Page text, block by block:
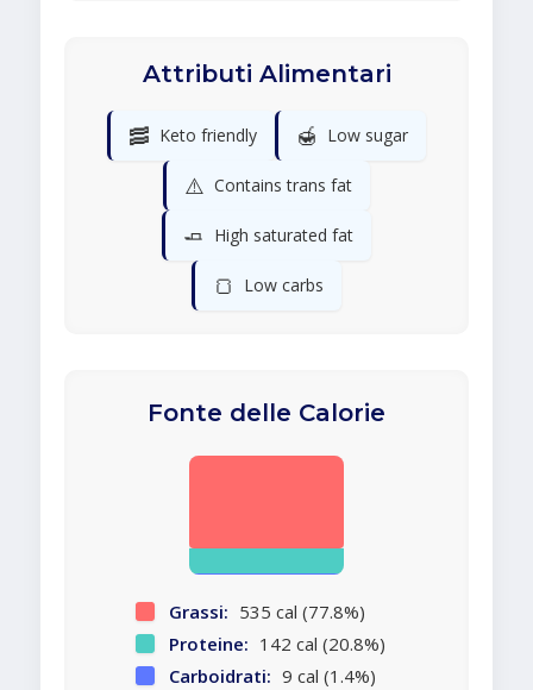
Attributi Alimentari
🥓 Keto friendly 🍯 Low sugar
⚠️ Contains trans fat
🧈 High saturated fat
🍞 Low carbs
Fonte delle Calorie
Grassi: 535 cal (77.8%)
Proteine: 142 cal (20.8%)
Carboidrati: 9 cal (1.4%)